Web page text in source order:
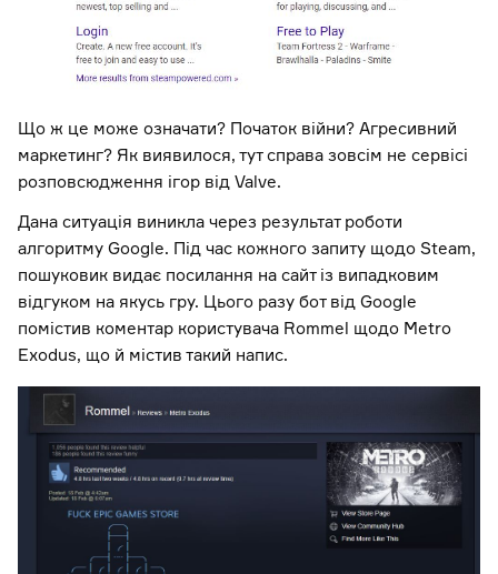
Що ж це може означати? Початок війни? Агресивний
маркетинг? Як виявилося, тут справа зовсім не сервісі
розповсюдження ігор від Valve.
Дана ситуація виникла через результат роботи
алгоритму Google. Під час кожного запиту щодо Steam,
пошуковик видає посилання на сайт із випадковим
відгуком на якусь гру. Цього разу бот від Google
помістив коментар користувача Rommel щодо Metro
Exodus, що й містив такий напис.